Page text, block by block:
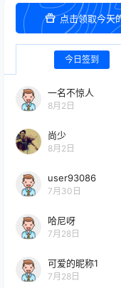
点击领取今天
今日签到
一名不惊人
8月2日
尚少
8月2日
user93086
7月30日
哈尼呀
7月28日
可爱的昵称1
7月28日